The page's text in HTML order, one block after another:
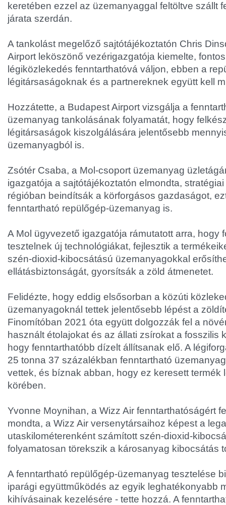
keretében ezzel az üzemanyaggal feltöltve szállt
járata szerdán.
A tankolást megelőző sajtótájékoztatón Chris
Airport leköszönő vezérigazgatója kiemelte,
légiközlekedés fenntarthatóvá váljon, ebben a
légitársaságoknak és a partnereknek együtt kell
Hozzátette, a Budapest Airport vizsgálja a
üzemanyag tankolásának folyamatát, hogy
légitársaságok kiszolgálására jelentősebb
üzemanyagból is.
Zsótér Csaba, a Mol-csoport üzemanyag
igazgatója a sajtótájékoztatón elmondta,
régióban beindítsák a körforgásos gazdaságot,
fenntartható repülőgép-üzemanyag is.
A Mol ügyvezető igazgatója rámutatott arra, hogy
tesztelnek új technológiákat, fejlesztik a
szén-dioxid-kibocsátású üzemanyagokkal
ellátásbiztonságát, gyorsítsák a zöld átmenetet.
Felidézte, hogy eddig elsősorban a közúti
üzemanyagoknál tettek jelentősebb lépést a
Finomítóban 2021 óta együtt dolgozzák fel a
használt étolajokat és az állati zsírokat a fosszilis
hogy fenntarthatóbb dízelt állítsanak elő. A
25 tonna 37 százalékban fenntartható
vettek, és bíznak abban, hogy ez keresett termék
körében.
Yvonne Moynihan, a Wizz Air fenntarthatóságért
mondta, a Wizz Air versenytársaihoz képest a
utaskilométerenként számított szén-dioxid-
folyamatosan törekszik a károsanyag kibocsátás
A fenntartható repülőgép-üzemanyag tesztelése
iparági együttműködés az egyik leghatékonyabb
kihívásainak kezelésére - tette hozzá. A